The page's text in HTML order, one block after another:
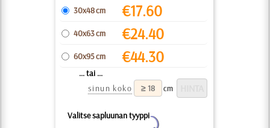
30x48 cm €17.60
40x63 cm €24.40
60x95 cm €44.30
... tai ...
sinun koko
cm
Valitse sapluunan tyyppi
Y